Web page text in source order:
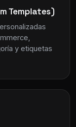
Templates)
y etiquetas